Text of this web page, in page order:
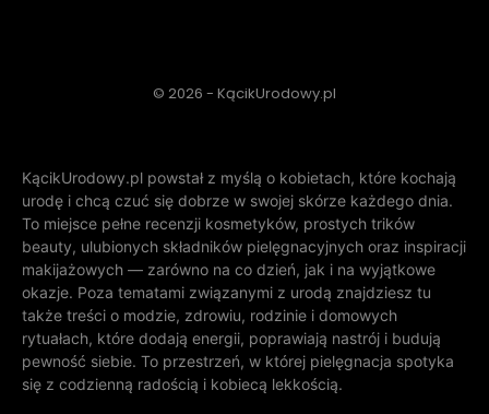
© 2026 - KącikUrodowy.pl
KącikUrodowy.pl powstał z myślą o kobietach, które kochają
urodę i chcą czuć się dobrze w swojej skórze każdego dnia.
To miejsce pełne recenzji kosmetyków, prostych trików
beauty, ulubionych składników pielęgnacyjnych oraz inspiracji
makijażowych — zarówno na co dzień, jak i na wyjątkowe
okazje. Poza tematami związanymi z urodą znajdziesz tu
także treści o modzie, zdrowiu, rodzinie i domowych
rytuałach, które dodają energii, poprawiają nastrój i budują
pewność siebie. To przestrzeń, w której pielęgnacja spotyka
się z codzienną radością i kobiecą lekkością.